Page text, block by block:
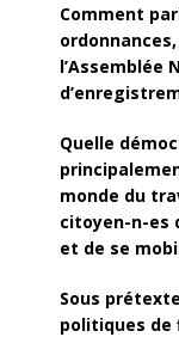
Comment
l’Assemblée
Quelle
monde du
citoyen-n-es
et de se
Sous
politiques